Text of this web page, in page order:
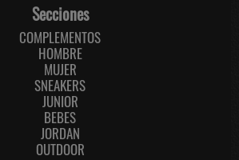
Secciones
COMPLEMENTOS
HOMBRE
MUJER
SNEAKERS
JUNIOR
BEBES
JORDAN
OUTDOOR